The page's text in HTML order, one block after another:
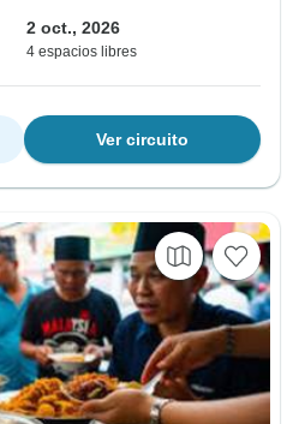
2 oct., 2026
4 espacios libres
Ver circuito